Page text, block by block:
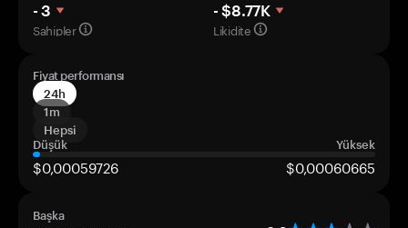
- 3
Sahipler
- $8.77K
Likidite
Fiyat performansı
24h
1m
Hepsi
Düşük
Yüksek
$0,00059726 $0,00060665
Başka